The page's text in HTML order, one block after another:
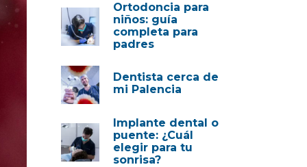
Ortodoncia para
niños: guía
completa para
padres
Dentista cerca de
mi Palencia
Implante dental o
puente: ¿Cuál
elegir para tu
sonrisa?